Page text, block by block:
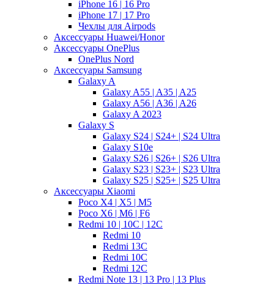
iPhone 16 | 16 Pro
iPhone 17 | 17 Pro
Чехлы для Airpods
Аксессуары Huawei/Honor
Аксессуары OnePlus
OnePlus Nord
Аксессуары Samsung
Galaxy A
Galaxy A55 | A35 | A25
Galaxy A56 | A36 | A26
Galaxy A 2023
Galaxy S
Galaxy S24 | S24+ | S24 Ultra
Galaxy S10e
Galaxy S26 | S26+ | S26 Ultra
Galaxy S23 | S23+ | S23 Ultra
Galaxy S25 | S25+ | S25 Ultra
Аксессуары Xiaomi
Poco X4 | X5 | M5
Poco X6 | M6 | F6
Redmi 10 | 10C | 12C
Redmi 10
Redmi 13C
Redmi 10C
Redmi 12C
Redmi Note 13 | 13 Pro | 13 Plus